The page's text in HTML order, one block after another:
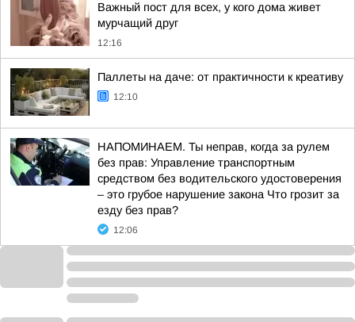
Важный пост для всех, у кого дома живет
мурчащий друг
12:16
Паллеты на даче: от практичности к креативу
12:10
НАПОМИНАЕМ. Ты неправ, когда за рулем
без прав: Управление транспортным
средством без водительского удостоверения
– это грубое нарушение закона Что грозит за
езду без прав?
12:06